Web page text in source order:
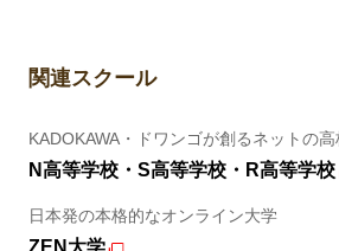
関連スクール
KADOKAWA・ドワンゴが創るネットの高
N高等学校・S高等学校・R高等学校
日本発の本格的なオンライン大学
ZEN大学